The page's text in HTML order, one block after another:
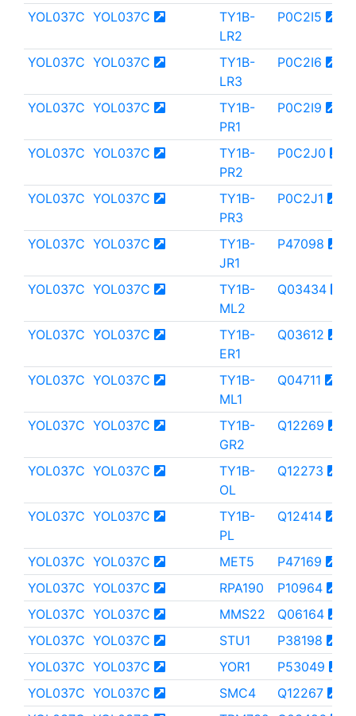
YOL037C YOL037C
TY1B-
LR2
P0C2I5
YOL037C YOL037C
TY1B-
LR3
P0C2I6
YOL037C YOL037C
TY1B-
PR1
P0C2I9
YOL037C YOL037C
TY1B-
PR2
P0C2J0
YOL037C YOL037C
TY1B-
PR3
P0C2J1
YOL037C YOL037C
TY1B-
JR1
P47098
YOL037C YOL037C
TY1B-
ML2
Q03434
YOL037C YOL037C
TY1B-
ER1
Q03612
YOL037C YOL037C
TY1B-
ML1
Q04711
YOL037C YOL037C
TY1B-
GR2
Q12269
YOL037C YOL037C
TY1B-
OL
Q12273
YOL037C YOL037C
TY1B-
PL
Q12414
YOL037C YOL037C MET5
P47169
YOL037C YOL037C RPA190
P10964
YOL037C YOL037C MMS22
Q06164
YOL037C YOL037C STU1
P38198
YOL037C YOL037C YOR1
P53049
YOL037C YOL037C SMC4
Q12267